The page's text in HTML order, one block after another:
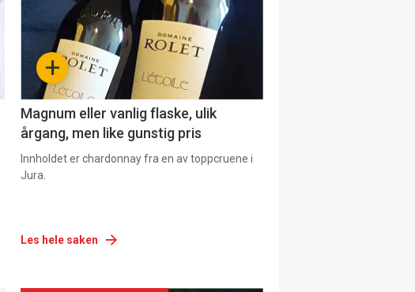
nå
+
Magnum eller vanlig flaske, ulik
årgang, men like gunstig pris
Innholdet er chardonnay fra en av toppcruene i
Jura.
Les hele saken